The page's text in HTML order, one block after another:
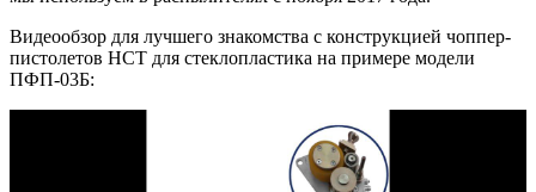
Видеообзор для лучшего знакомства с конструкцией чоппер-
пистолетов НСТ для стеклопластика на примере модели
ПФП-03Б: